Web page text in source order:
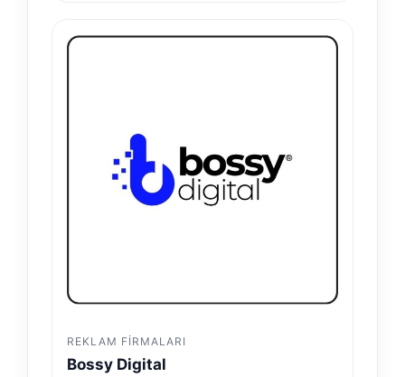
REKLAM FIRMALARI
Bossy Digital